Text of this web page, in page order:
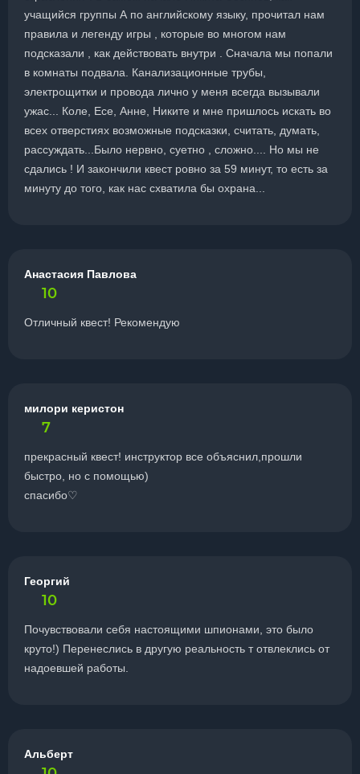
учащийся группы А по английскому языку, прочитал нам
правила и легенду игры , которые во многом нам
подсказали , как действовать внутри . Сначала мы попали
в комнаты подвала. Канализационные трубы,
электрощитки и провода лично у меня всегда вызывали
ужас... Коле, Есе, Анне, Никите и мне пришлось искать во
всех отверстиях возможные подсказки, считать, думать,
рассуждать...Было нервно, суетно , сложно.... Но мы не
сдались ! И закончили квест ровно за 59 минут, то есть за
минуту до того, как нас схватила бы охрана...
Анастасия Павлова
10
Отличный квест! Рекомендую
милори керистон
7
прекрасный квест! инструктор все объяснил,прошли
быстро, но с помощью)
спасибо♡
Георгий
10
Почувствовали себя настоящими шпионами, это было
круто!) Перенеслись в другую реальность т отвлеклись от
надоевшей работы.
Альберт